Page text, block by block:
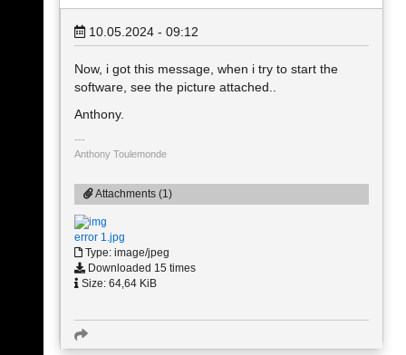
10.05.2024 - 09:12
Now, i got this message, when i try to start the
software, see the picture attached..
Anthony.
Anthony Toulemonde
Attachments (1)
error 1.jpg
Type: image/jpeg
Downloaded 15 times
Size: 64,64 KiB